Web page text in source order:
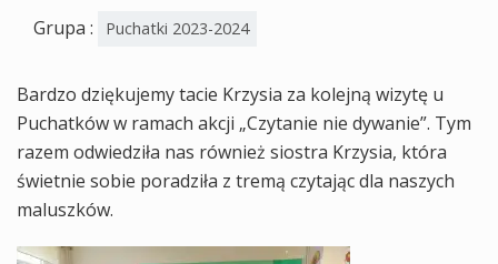
Grupa : Puchatki 2023-2024
Bardzo dziękujemy tacie Krzysia za kolejną wizytę u
Puchatków w ramach akcji „Czytanie nie dywanie”. Tym
razem odwiedziła nas również siostra Krzysia, która
świetnie sobie poradziła z tremą czytając dla naszych
maluszków.